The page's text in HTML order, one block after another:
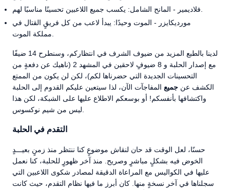
مورديكايزر - الموت وحيدًا: يبدأ لاعب من كل فريقٍ القتال في
لدينا بالطبع المزيد من ضيوف الشرف في انتظاركم، وسنطرح 14 ضيفًا
مع إصدار الحلبة و 8 ضيوفٍ لاحقين في المشهد 2 (ناهيك عن دفعةٍ من
التحسينات الجديدة التي حضرناها لكم)، لكن لن يكون من الممتع
الكشف عن جميع المفاجآت الآن، لذا سيتعين عليكم القدوم إلى الحلبة
واكتشافها بأنفسكم! أو بوسعكم الاطلاع عليها على الشبكة، لكن هذا
التقدم في الحلبة
حسنًا، لعل الوقت قد حان لنقاش موضوعٍ كنا ننتظر منذ زمنٍ بعيـــدٍ
الخوض فيه بشكلٍ مباشرٍ وصريح. منذ آخر ظهورٍ للحلبة، كنا نعمل
عليها في الكواليس مع المراعاة الدقيقة لمصادر شكوى اللاعبين التي
سجلناها في آخر نسخةٍ منها. كان أبرز ما فيها نظام التقدم، حيث كانت